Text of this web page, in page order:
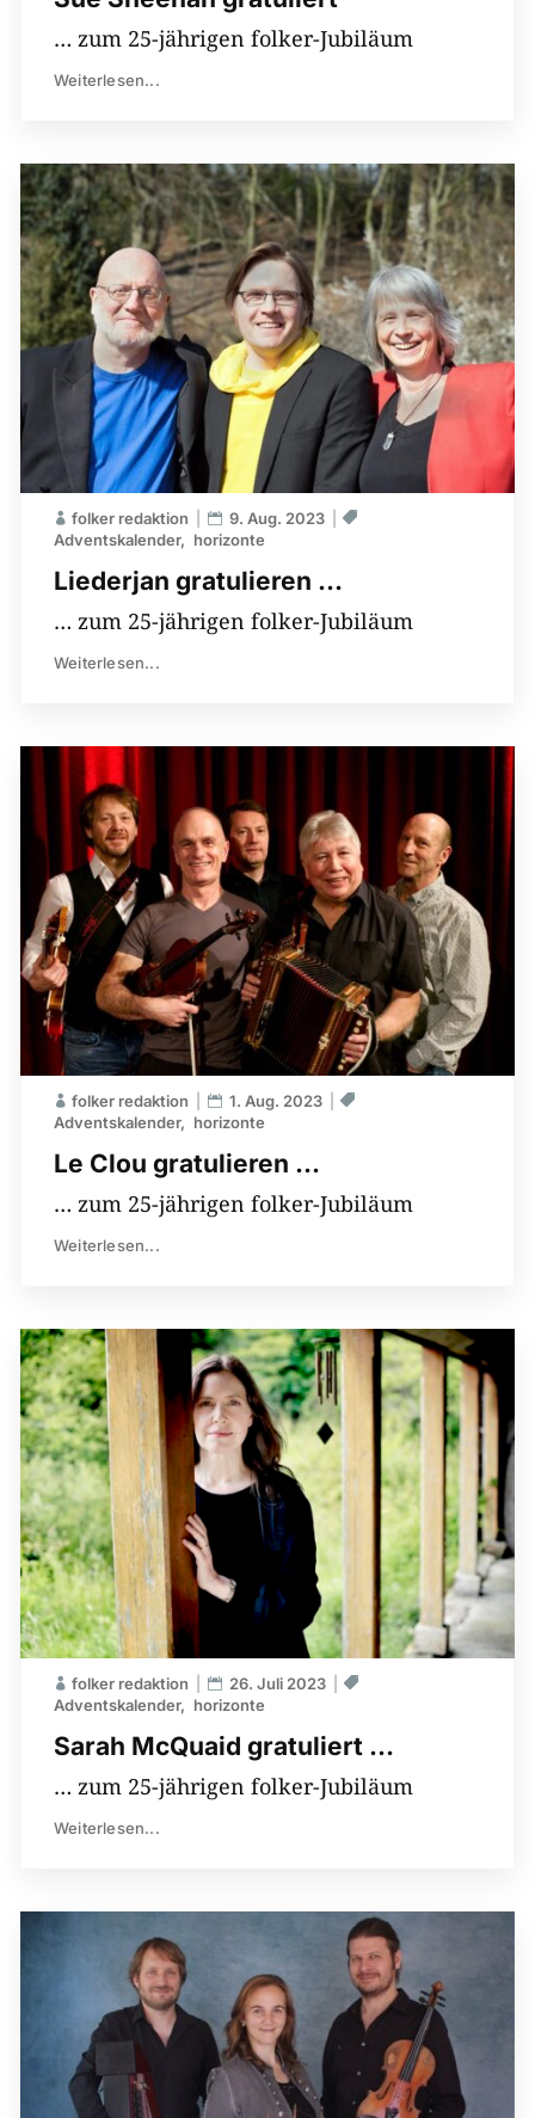
… zum 25-jährigen folker-Jubiläum
Weiterlesen...
Liederjan gratulieren …
folker redaktion
9. Aug. 2023
Adventskalender
horizonte
… zum 25-jährigen folker-Jubiläum
Weiterlesen...
Le Clou gratulieren …
folker redaktion
1. Aug. 2023
Adventskalender
horizonte
… zum 25-jährigen folker-Jubiläum
Weiterlesen...
Sarah McQuaid gratuliert …
folker redaktion
26. Juli 2023
Adventskalender
horizonte
… zum 25-jährigen folker-Jubiläum
Weiterlesen...